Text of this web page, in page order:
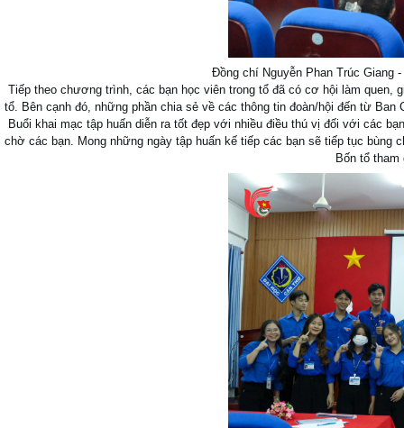
Đồng chí Nguyễn Phan Trúc Giang
Tiếp theo chương trình, các bạn học viên trong tổ đã có cơ hội làm quen,
tổ. Bên cạnh đó, những phần chia sẻ về các thông tin đoàn/hội đến từ
Buổi khai mạc tập huấn diễn ra tốt đẹp với nhiều điều thú vị đối với các
chờ các bạn. Mong những ngày tập huấn kế tiếp các bạn sẽ tiếp tục bùng
Bốn tổ